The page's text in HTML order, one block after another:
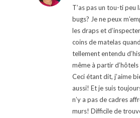
T’as pas un tou-ti peu
bugs? Je ne peux
les draps et
coins de matelas
tellement entendu
même à partir
Ceci étant dit, j’aime
aussi! Et je suis
n’y a pas de cadres
murs! Difficile de